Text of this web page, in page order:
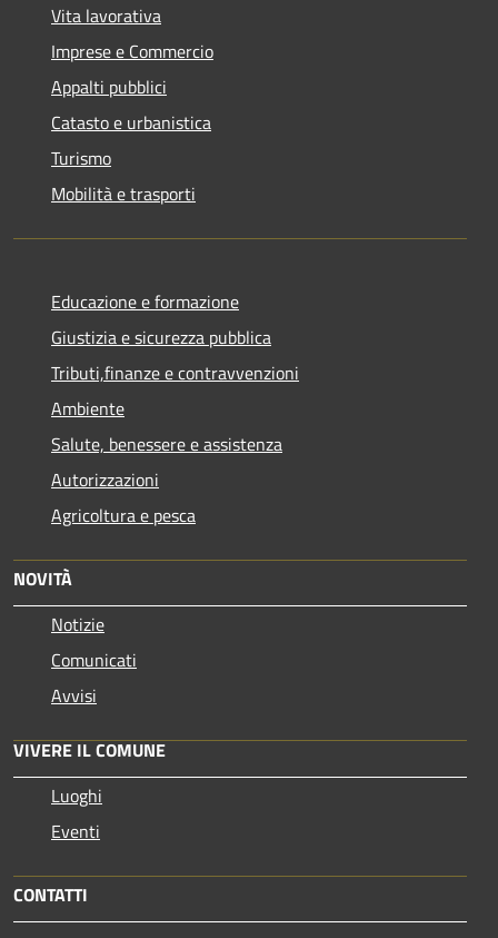
Vita lavorativa
Imprese e Commercio
Appalti pubblici
Catasto e urbanistica
Turismo
Mobilità e trasporti
Educazione e formazione
Giustizia e sicurezza pubblica
Tributi,finanze e contravvenzioni
Ambiente
Salute, benessere e assistenza
Autorizzazioni
Agricoltura e pesca
NOVITÀ
Notizie
Comunicati
Avvisi
VIVERE IL COMUNE
Luoghi
Eventi
CONTATTI